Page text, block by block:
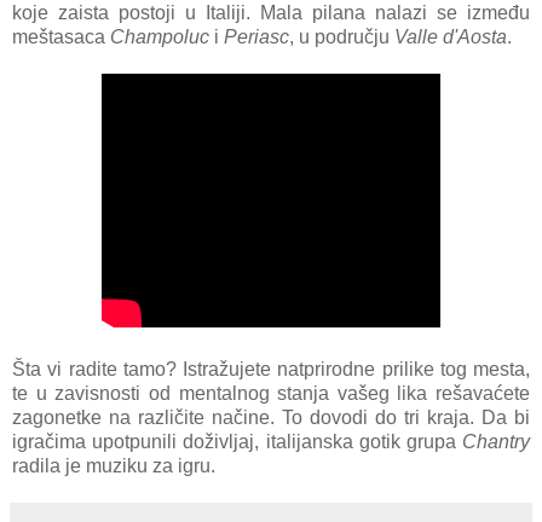
koje zaista postoji u Italiji. Mala pilana nalazi se između
meštasaca Champoluc i Periasc, u području Valle d'Aosta.
Šta vi radite tamo? Istražujete natprirodne prilike tog mesta,
te u zavisnosti od mentalnog stanja vašeg lika rešavaćete
zagonetke na različite načine. To dovodi do tri kraja. Da bi
igračima upotpunili doživljaj, italijanska gotik grupa Chantry
radila je muziku za igru.